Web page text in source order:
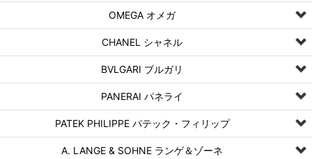
OMEGA オメガ
CHANEL シャネル
BVLGARI ブルガリ
PANERAI パネライ
PATEK PHILIPPE パテック・フィリップ
A. LANGE & SOHNE ランゲ＆ゾーネ